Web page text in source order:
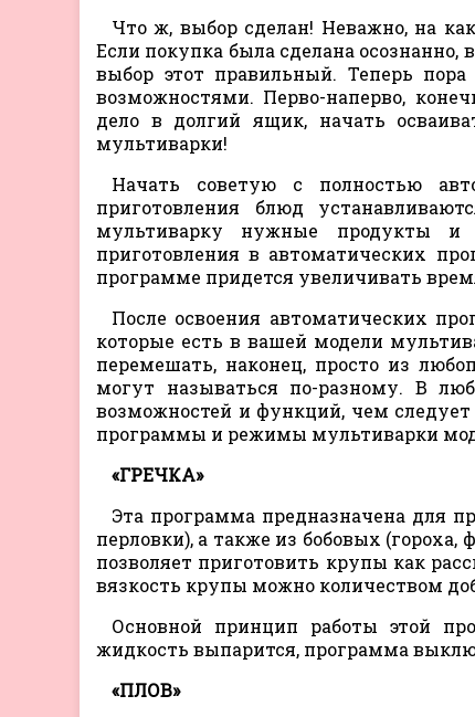
Что ж, выбор сделан! Неважно, на
Если покупка была сделана
выбор этот правильный. Теперь
возможностями. Перво-наперво,
дело в долгий ящик, начать
мультиварки!
Начать советую с полностью
приготовления блюд
мультиварку нужные продукты и
приготовления в автоматических
программе придется увеличивать
После освоения автоматических
которые есть в вашей модели
перемешать, наконец, просто из
могут называться по-разному. В
возможностей и функций, чем
программы и режимы мультиварки
«ГРЕЧКА»
Эта программа предназначена для
перловки), а также из бобовых
позволяет приготовить крупы как
вязкость крупы можно количеством
Основной принцип работы этой
жидкость выпарится, программа
«ПЛОВ»